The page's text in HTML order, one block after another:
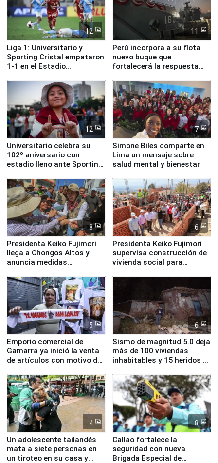
12
Liga 1: Universitario y
Sporting Cristal empataron
1-1 en el Estadio
11
Perú incorpora a su flota
nuevo buque que
fortalecerá la respuesta
12
Universitario celebra su
102º aniversario con
estadio lleno ante Sporting
7
Simone Biles comparte en
Lima un mensaje sobre
salud mental y bienestar
8
Presidenta Keiko Fujimori
llega a Chongos Altos y
anuncia medidas
educación, salud y empleo
6
Presidenta Keiko Fujimori
supervisa construcción de
vivienda social para
5
Emporio comercial de
Gamarra ya inició la venta
de artículos con motivo de
6
Sismo de magnitud 5.0 deja
más de 100 viviendas
inhabitables y 15 heridos en
4
Un adolescente tailandés
mata a siete personas en
un tiroteo en su casa y
8
Callao fortalece la
seguridad con nueva
Brigada Especial de